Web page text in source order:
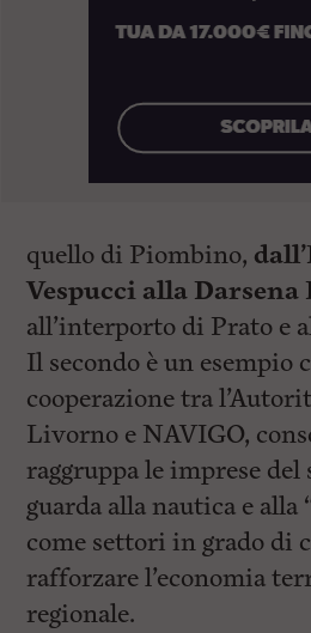
quello di Piombino,
Vespucci alla Darsena
all’interporto di Prato e
Il secondo è un esempio
cooperazione tra
Livorno e NAVIGO,
raggruppa le imprese
guarda alla nautica e alla
come settori in grado di
rafforzare l’economia
regionale.